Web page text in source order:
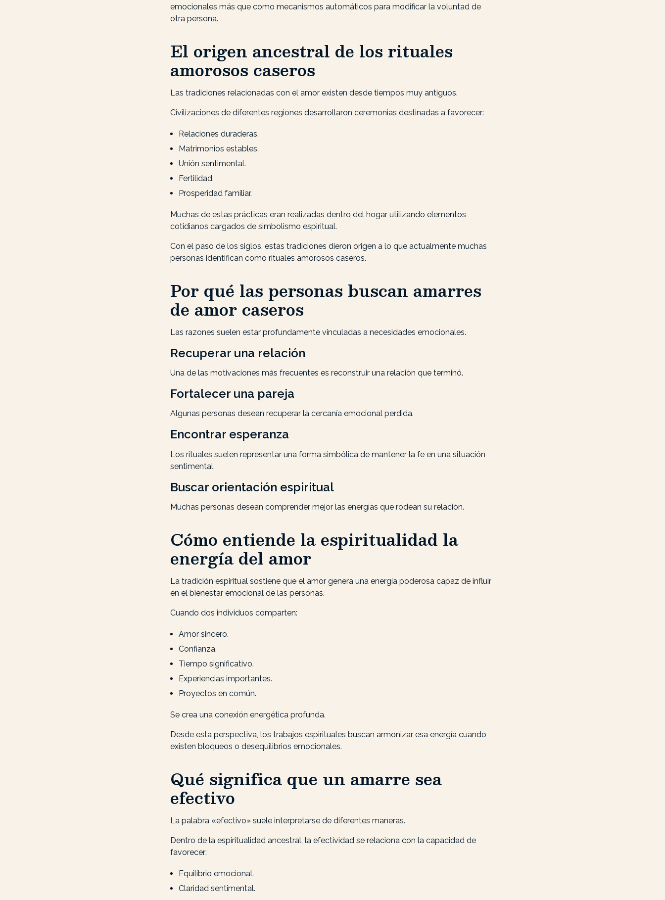
emocionales más que como mecanismos automáticos para modificar la voluntad de
otra persona.
El origen ancestral de los rituales
amorosos caseros
Las tradiciones relacionadas con el amor existen desde tiempos muy antiguos.
Civilizaciones de diferentes regiones desarrollaron ceremonias destinadas a favorecer:
Relaciones duraderas.
Matrimonios estables.
Unión sentimental.
Fertilidad.
Prosperidad familiar.
Muchas de estas prácticas eran realizadas dentro del hogar utilizando elementos
cotidianos cargados de simbolismo espiritual.
Con el paso de los siglos, estas tradiciones dieron origen a lo que actualmente muchas
personas identifican como rituales amorosos caseros.
Por qué las personas buscan amarres
de amor caseros
Las razones suelen estar profundamente vinculadas a necesidades emocionales.
Recuperar una relación
Una de las motivaciones más frecuentes es reconstruir una relación que terminó.
Fortalecer una pareja
Algunas personas desean recuperar la cercanía emocional perdida.
Encontrar esperanza
Los rituales suelen representar una forma simbólica de mantener la fe en una situación
sentimental.
Buscar orientación espiritual
Muchas personas desean comprender mejor las energías que rodean su relación.
Cómo entiende la espiritualidad la
energía del amor
La tradición espiritual sostiene que el amor genera una energía poderosa capaz de influir
en el bienestar emocional de las personas.
Cuando dos individuos comparten:
Amor sincero.
Confianza.
Tiempo significativo.
Experiencias importantes.
Proyectos en común.
Se crea una conexión energética profunda.
Desde esta perspectiva, los trabajos espirituales buscan armonizar esa energía cuando
existen bloqueos o desequilibrios emocionales.
Qué significa que un amarre sea
efectivo
La palabra «efectivo» suele interpretarse de diferentes maneras.
Dentro de la espiritualidad ancestral, la efectividad se relaciona con la capacidad de
favorecer:
Equilibrio emocional.
Claridad sentimental.